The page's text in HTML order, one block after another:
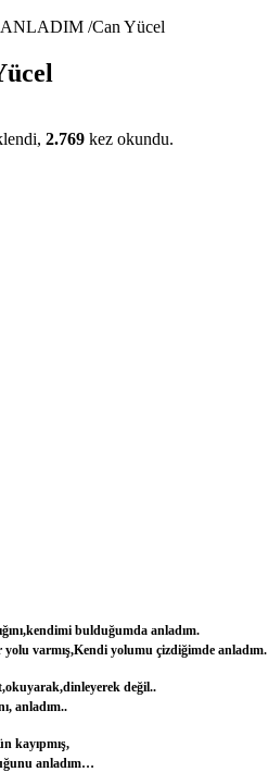
ANLADIM /Can Yücel
2.769 kez okundu.
bulduğumda anladım.
varmış,Kendi yolumu çizdiğimde anladım.
değil..
anladım..
kayıpmış,
anladım…